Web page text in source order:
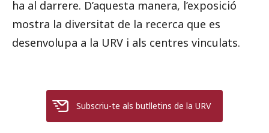
ha al darrere. D’aquesta manera, l’exposició
mostra la diversitat de la recerca que es
desenvolupa a la URV i als centres vinculats.
Subscriu-te als butlletins de la URV